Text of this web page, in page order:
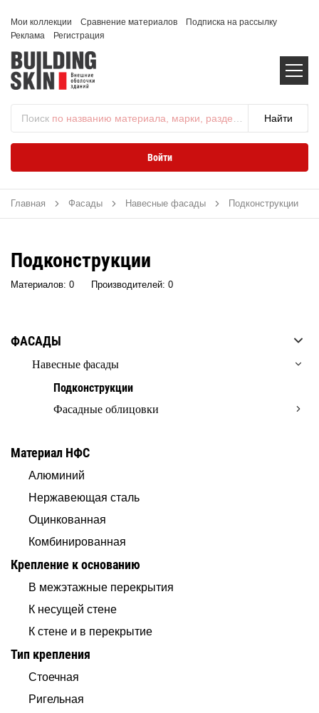
Мои коллекции Сравнение материалов
Подписка на рассылку
Реклама
Регистрация
Поиск по названию материала, марки, раздела...
Войти
Главная Фасады Навесные фасады Подконструкции
Подконструкции
Материалов: 0 Производителей: 0
ФАСАДЫ
Навесные фасады
Подконструкции
Фасадные облицовки
Материал НФС
Алюминий
Нержавеющая сталь
Оцинкованная
Комбинированная
Крепление к основанию
В межэтажные перекрытия
К несущей стене
К стене и в перекрытие
Тип крепления
Стоечная
Ригельная